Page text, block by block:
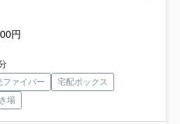
円
ファイバー
宅配ボックス
場